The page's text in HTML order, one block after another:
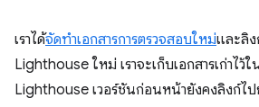
เราได้จัดทำเอกสารการตรวจสอบใหม่และลิง
Lighthouse ใหม่ เราจะเก็บเอกสารเก่าไ
Lighthouse เวอร์ชันก่อนหน้ายังคงลิงก์ไป